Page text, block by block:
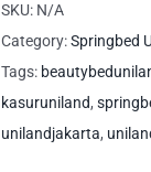
Blue
Uniland
Springbed
quantity
SKU: N/A
Category:Springbed
Tags:
kasuruniland,
unilandjakarta,